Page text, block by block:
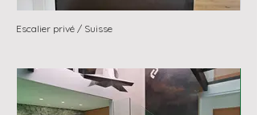
Escalier privé / Suisse